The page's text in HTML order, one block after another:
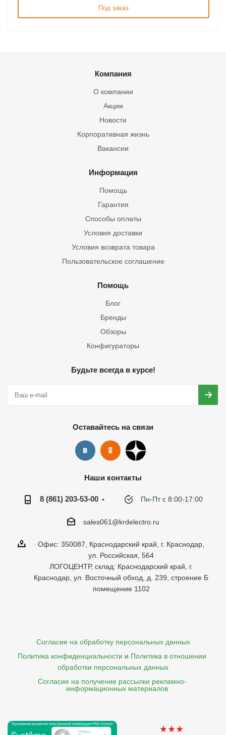
Под заказ
Компания
О компании
Акции
Новости
Корпоративная жизнь
Вакансии
Информация
Помощь
Гарантия
Способы оплаты
Условия доставки
Условия возврата товара
Пользовательское соглашение
Помощь
Блог
Бренды
Обзоры
Конфигураторы
Будьте всегда в курсе!
Оставайтесь на связи
Наши контакты
8 (861) 203-53-00 Пн-Пт с 8:00-17:00
sales061@krdelectro.ru
Офис: 350087, Краснодарский край, г. Краснодар,
ул. Российская, 564
ЛОГОЦЕНТР, склад: Краснодарский край, г.
Краснодар, ул. Восточный обход, д. 239, строение Б
помещение 1102
Согласие на обработку персональных данных
Политика конфиденциальности и Политика в отношении
обработки персональных данных
Согласие на получение рассылки рекламно-
    информационных материалов